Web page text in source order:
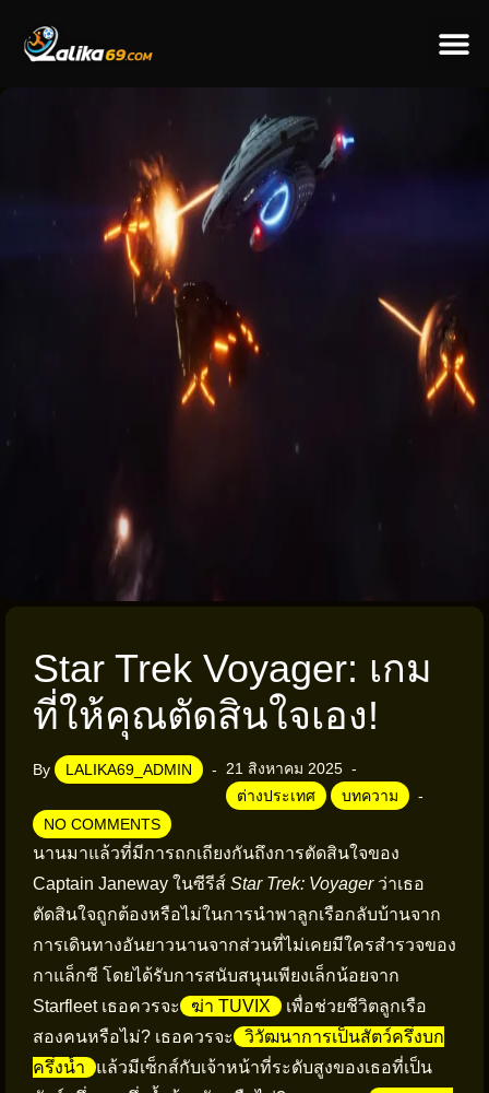
Star Trek Voyager: เกม
ที่ให้คุณตัดสินใจเอง!
By LALIKA69_ADMIN
21 สิงหาคม 2025
ต่างประเทศ
บทความ
NO COMMENTS
นานมาแล้วที่มีการถกเถียงกันถึงการตัดสินใจของ
Captain Janeway ในซีรีส์ Star Trek: Voyagerว่าเธอ
ตัดสินใจถูกต้องหรือไม่ในการนำพาลูกเรือกลับบ้านจาก
การเดินทางอันยาวนานจากส่วนที่ไม่เคยมีใครสำรวจของ
กาแล็กซี โดยได้รับการสนับสนุนเพียงเล็กน้อยจาก
Starfleet เธอควรจะ
ฆ่า TUVIX
เพื่อช่วยชีวิตลูกเรือ
สองคนหรือไม่? เธอควรจะ
วิวัฒนาการเป็นสัตว์ครึ่งบก
ครึ่งน้ำ
แล้วมีเซ็กส์กับเจ้าหน้าที่ระดับสูงของเธอที่เป็น